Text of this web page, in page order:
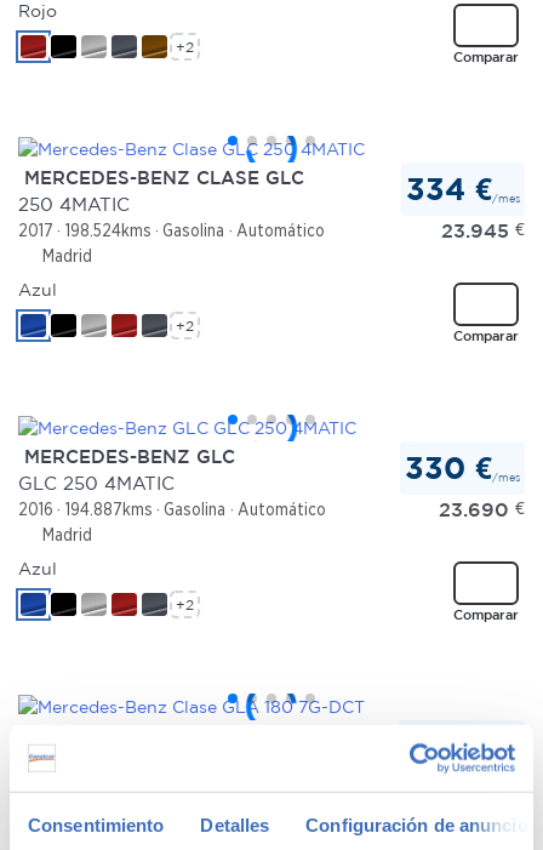
Consentimiento Detalles Configuración de anuncios
Comparar
Rojo
+2
MERCEDES-BENZ CLASE GLC
250 4MATIC
2017 198.524kms Gasolina
Automático
Madrid
334 €/mes
23.945 €
Comparar
Azul
+2
MERCEDES-BENZ GLC
GLC 250 4MATIC
2016 194.887kms Gasolina
Automático
Madrid
330 €/mes
23.690 €
Comparar
Azul
+2
180 7G-DCT
2018 115.915kms Gasolina
Automático
260 €/mes
18.450